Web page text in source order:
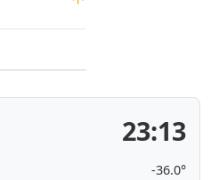
23:13
-36.1°